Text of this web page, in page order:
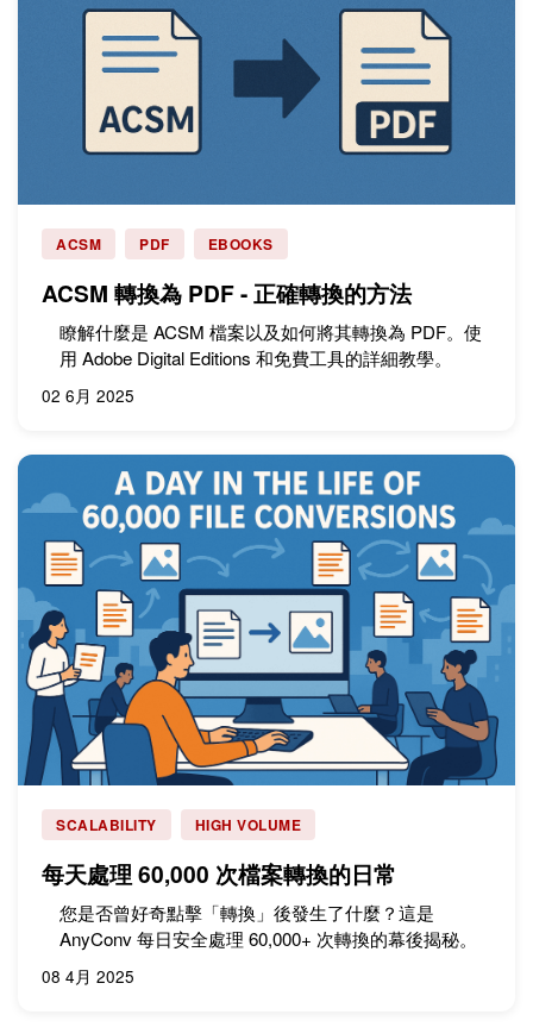
ACSM PDF EBOOKS
ACSM 轉換為 PDF - 正確轉換的方法
瞭解什麼是 ACSM 檔案以及如何將其轉換為 PDF。使
用 Adobe Digital Editions 和免費工具的詳細教學。
02 6月 2025
SCALABILITY HIGH VOLUME
每天處理 60,000 次檔案轉換的日常
您是否曾好奇點擊「轉換」後發生了什麼？這是
AnyConv 每日安全處理 60,000+ 次轉換的幕後揭秘。
08 4月 2025